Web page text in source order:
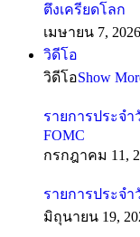
ตึงเครียดโลก
เมษายน 7, 2026
วิดีโอ
วิดีโอShow
รายการประจ
FOMC
กรกฎาคม 11,
รายการประจ
มิถุนายน 19,